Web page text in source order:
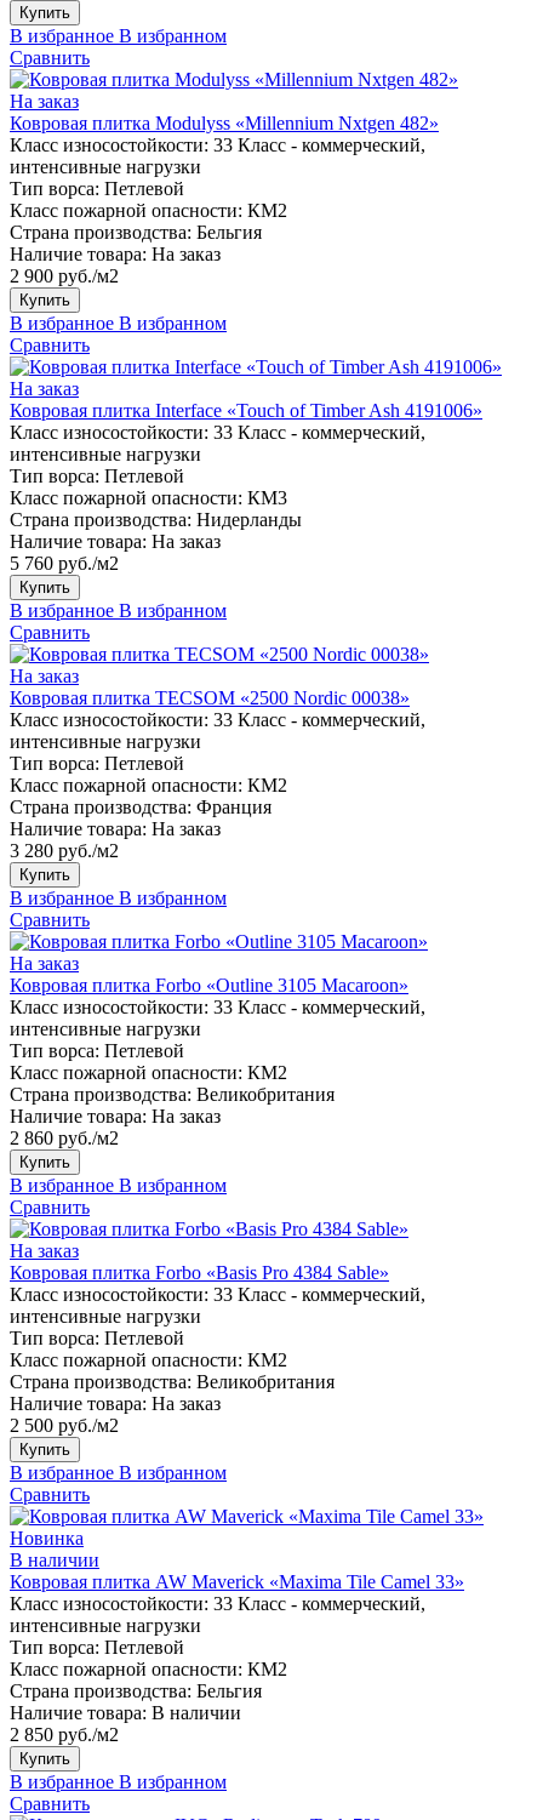
Купить
В избранное В избранном
Сравнить
На заказ
Ковровая плитка Modulyss «Millennium Nxtgen 482»
Класс износостойкости: 33 Класс - коммерческий,
интенсивные нагрузки
Тип ворса: Петлевой
Класс пожарной опасности: КМ2
Страна производства: Бельгия
Наличие товара: На заказ
2 900 руб./м2
Купить
В избранное В избранном
Сравнить
На заказ
Ковровая плитка Interface «Touch of Timber Ash 4191006»
Класс износостойкости: 33 Класс - коммерческий,
интенсивные нагрузки
Тип ворса: Петлевой
Класс пожарной опасности: КМ3
Страна производства: Нидерланды
Наличие товара: На заказ
5 760 руб./м2
Купить
В избранное В избранном
Сравнить
На заказ
Ковровая плитка TECSOM «2500 Nordic 00038»
Класс износостойкости: 33 Класс - коммерческий,
интенсивные нагрузки
Тип ворса: Петлевой
Класс пожарной опасности: КМ2
Страна производства: Франция
Наличие товара: На заказ
3 280 руб./м2
Купить
В избранное В избранном
Сравнить
На заказ
Ковровая плитка Forbo «Outline 3105 Macaroon»
Класс износостойкости: 33 Класс - коммерческий,
интенсивные нагрузки
Тип ворса: Петлевой
Класс пожарной опасности: КМ2
Страна производства: Великобритания
Наличие товара: На заказ
2 860 руб./м2
Купить
В избранное В избранном
Сравнить
На заказ
Ковровая плитка Forbo «Basis Pro 4384 Sable»
Класс износостойкости: 33 Класс - коммерческий,
интенсивные нагрузки
Тип ворса: Петлевой
Класс пожарной опасности: КМ2
Страна производства: Великобритания
Наличие товара: На заказ
2 500 руб./м2
Купить
В избранное В избранном
Сравнить
Новинка
В наличии
Ковровая плитка AW Maverick «Maxima Tile Camel 33»
Класс износостойкости: 33 Класс - коммерческий,
интенсивные нагрузки
Тип ворса: Петлевой
Класс пожарной опасности: КМ2
Страна производства: Бельгия
Наличие товара: В наличии
2 850 руб./м2
Купить
В избранное В избранном
Сравнить